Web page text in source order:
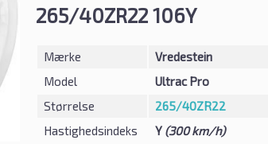
265/40ZR22 106Y
Mærke
Vredestein
Model
Ultrac Pro
Størrelse
265/40ZR22
Hastighedsindeks
Y (300 km/h)